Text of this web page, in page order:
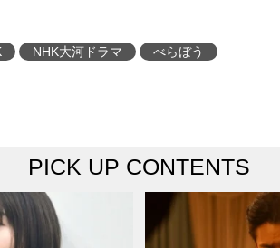
NHK大河ドラマ べらぼう
PICK UP CONTENTS